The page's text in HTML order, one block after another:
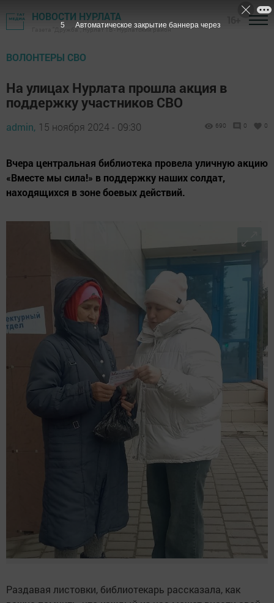
НОВОСТИ НУРЛАТА
Газета "Дружба", Нурлат ТВ - Нурлатский район
ВОЛОНТЕРЫ СВО
На улицах Нурлата прошла акция в
поддержку участников СВО
admin, 15 ноября 2024 - 09:30 690 0 0
Вчера центральная библиотека провела уличную акцию
«Вместе мы сила!» в поддержку наших солдат,
находящихся в зоне боевых действий.
Раздавая листовки, библиотекарь рассказала, как
3 Автоматическое закрытие баннера через